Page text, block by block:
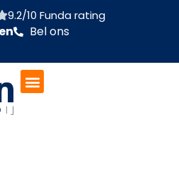
9.2/10 Funda rating
Bel ons